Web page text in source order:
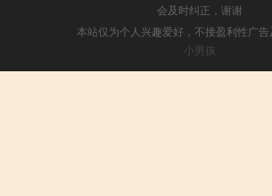
会及时纠正，谢谢
本站仅为个人兴趣爱好，不接盈利性广
小男孩